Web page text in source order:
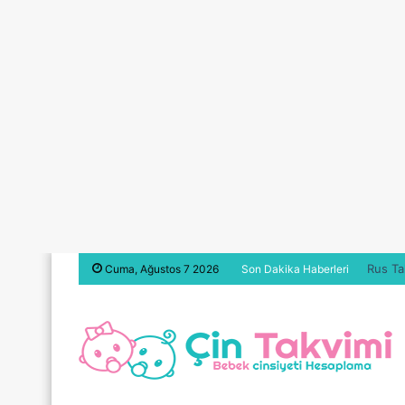
Cuma, Ağustos 7 2026 Son Dakika Haberleri Rus